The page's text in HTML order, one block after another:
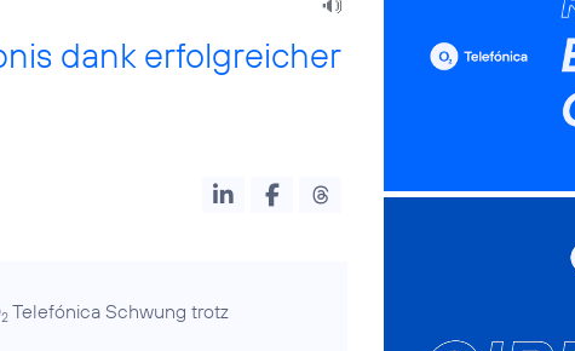
dank erfolgreicher
2 Telefónica Schwung trotz